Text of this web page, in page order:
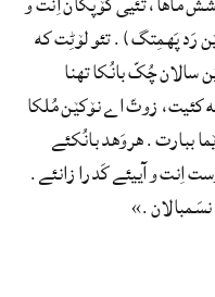
رَد پَهمِتگ). تئو لۆٹِت که
سالان چُکّ بانُکا تهنا
کئیت، زوتّ اے نۆکێن مُلکا
ببارت. هروَهد بانُکئے
اِنت و آییئے کَدرا زانئے.